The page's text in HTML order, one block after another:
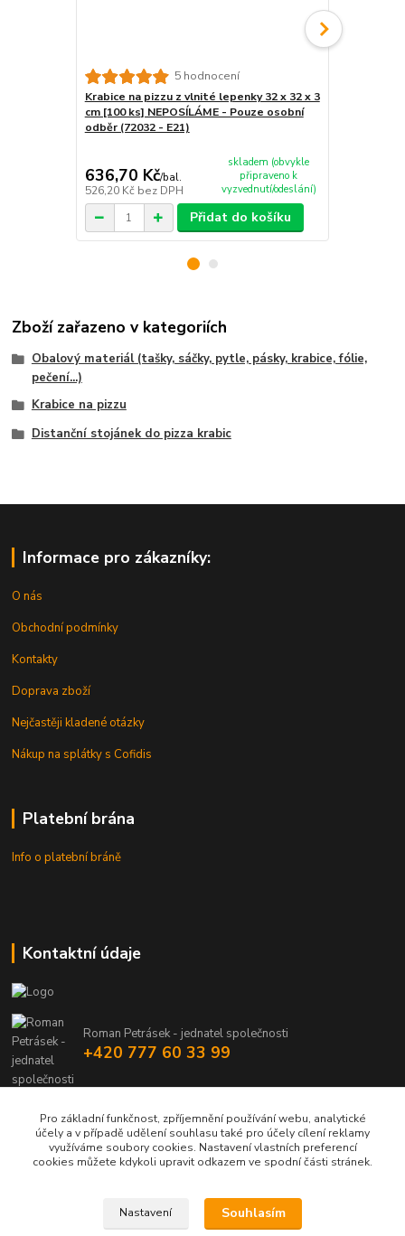
5 hodnocení
Krabice na pizzu z vlnité lepenky 32 x 32 x 3
cm [100 ks] NEPOSÍLÁME - Pouze osobní
odběr (72032 - E21)
636,70 Kč/bal.
526,20 Kč bez DPH
skladem (obvykle
připraveno k
vyzvednutí/odeslání)
Přidat do košíku
Zboží zařazeno v kategoriích
Obalový materiál (tašky, sáčky, pytle, pásky, krabice, fólie,
pečení...)
Krabice na pizzu
Distanční stojánek do pizza krabic
Informace pro zákazníky:
O nás
Obchodní podmínky
Kontakty
Doprava zboží
Nejčastěji kladené otázky
Nákup na splátky s Cofidis
Platební brána
Info o platební bráně
Kontaktní údaje
Roman Petrásek - jednatel společnosti
+420 777 60 33 99
Upravit sběr cookies.
Pro základní funkčnost, zpříjemnění používání webu, analytické
účely a v případě udělení souhlasu také pro účely cílení reklamy
využíváme soubory cookies. Nastavení vlastních preferencí
cookies můžete kdykoli upravit odkazem ve spodní části stránek.
Nastavení Souhlasím